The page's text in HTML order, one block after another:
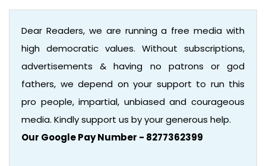
Dear Readers, we are running a free media with
high democratic values. Without subscriptions,
advertisements & having no patrons or god
fathers, we depend on your support to run this
pro people, impartial, unbiased and courageous
media. Kindly support us by your generous help.
Our Google Pay Number - 8277362399